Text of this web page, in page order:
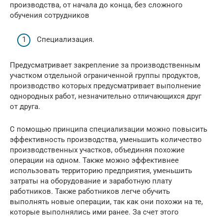
производства, от начала до конца, без сложного
обучения сотрудников
Специализация.
Предусматривает закрепление за производственным
участком отдельной ограниченной группы продуктов,
производство которых предусматривает выполнение
однородных работ, незначительно отличающихся друг
от друга.
С помощью принципа специализации можно повысить
эффективность производства, уменьшить количество
производственных участков, объединяя похожие
операции на одном. Также можно эффективнее
использовать территорию предприятия, уменьшить
затраты на оборудование и заработную плату
работников. Также работников легче обучить
выполнять новые операции, так как они похожи на те,
которые выполнялись ими ранее. За счет этого